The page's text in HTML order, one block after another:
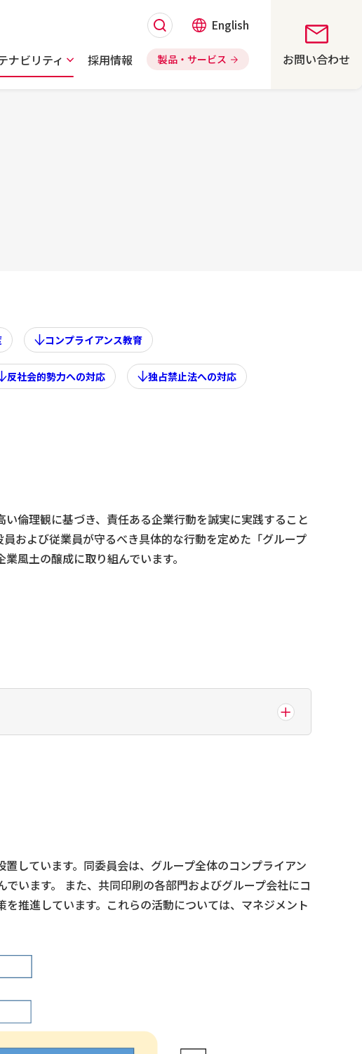
English
ナビリティ 採用情報 製品・サービス お問い合わせ
コンプライアンス教育
反社会的勢力への対応 独占禁止法への対応
倫理観に基づき、責任ある企業行動を誠実に実践すること
および従業員が守るべき具体的な行動を定めた「グループ
風土の醸成に取り組んでいます。
しています。同委員会は、グループ全体のコンプライアン
います。 また、共同印刷の各部門およびグループ会社にコ
推進しています。これらの活動については、マネジメント